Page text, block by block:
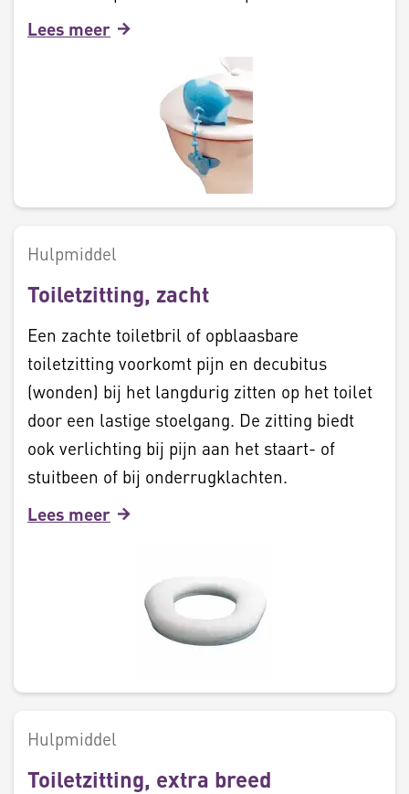
Lees meer
Hulpmiddel
Toiletzitting, zacht
Een zachte toiletbril of opblaasbare
toiletzitting voorkomt pijn en decubitus
(wonden) bij het langdurig zitten op het toilet
door een lastige stoelgang. De zitting biedt
ook verlichting bij pijn aan het staart- of
stuitbeen of bij onderrugklachten.
Lees meer
Hulpmiddel
Toiletzitting, extra breed